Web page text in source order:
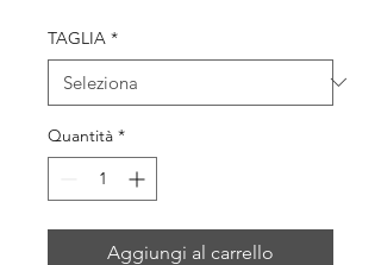
TAGLIA *
Quantità *
Aggiungi al carrello